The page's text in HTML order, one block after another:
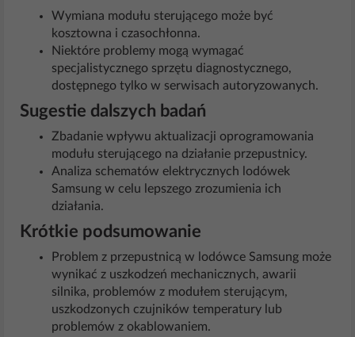
Wymiana modułu sterującego może być
kosztowna i czasochłonna.
Niektóre problemy mogą wymagać
specjalistycznego sprzętu diagnostycznego,
dostępnego tylko w serwisach autoryzowanych.
Sugestie dalszych badań
Zbadanie wpływu aktualizacji oprogramowania
modułu sterującego na działanie przepustnicy.
Analiza schematów elektrycznych lodówek
Samsung w celu lepszego zrozumienia ich
działania.
Krótkie podsumowanie
Problem z przepustnicą w lodówce Samsung może
wynikać z uszkodzeń mechanicznych, awarii
silnika, problemów z modułem sterującym,
uszkodzonych czujników temperatury lub
problemów z okablowaniem.